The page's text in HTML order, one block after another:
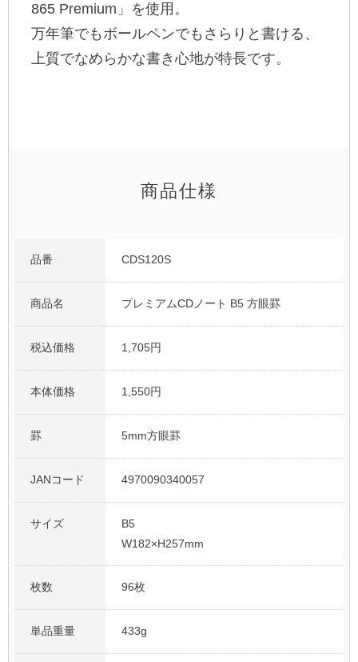
日本ノート
865 Premium」を使用。
万年筆でもボールペンでもさらりと書ける、
上質でなめらかな書き心地が特長です。
商品仕様
品番 CDS120S
商品名 プレミアムCDノート B5 方眼罫
税込価格 1,705円
本体価格 1,550円
罫 5mm方眼罫
JANコード 4970090340057
サイズ
B5
W182×H257mm
枚数 96枚
単品重量 433g